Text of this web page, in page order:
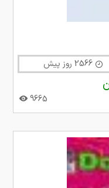
2566 روز پیش
9665